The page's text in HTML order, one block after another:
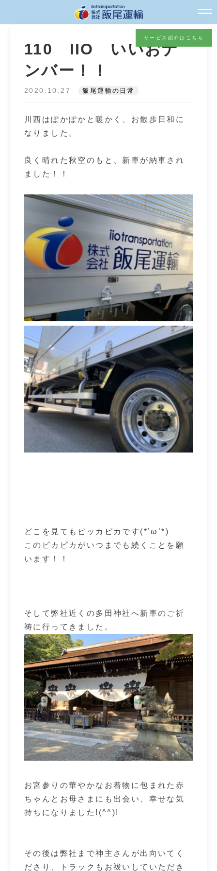
サービス紹介はこちら
110 IIO いいおナ
ンバー！！
2020.10.27 飯尾運輸の日常
川西はぽかぽかと暖かく、お散歩日和に
なりました。
良く晴れた秋空のもと、新車が納車され
ました！！
どこを見てもピッカピカです(*’ω’*)
このピカピカがいつまでも続くことを願
います！！
そして弊社近くの多田神社へ新車のご祈
祷に行ってきました。
お宮参りの華やかなお着物に包まれた赤
ちゃんとお母さまにも出会い、幸せな気
持ちになりました!(^^)!
その後は弊社まで神主さんが出向いてく
ださり、トラックもお祓いしていただき